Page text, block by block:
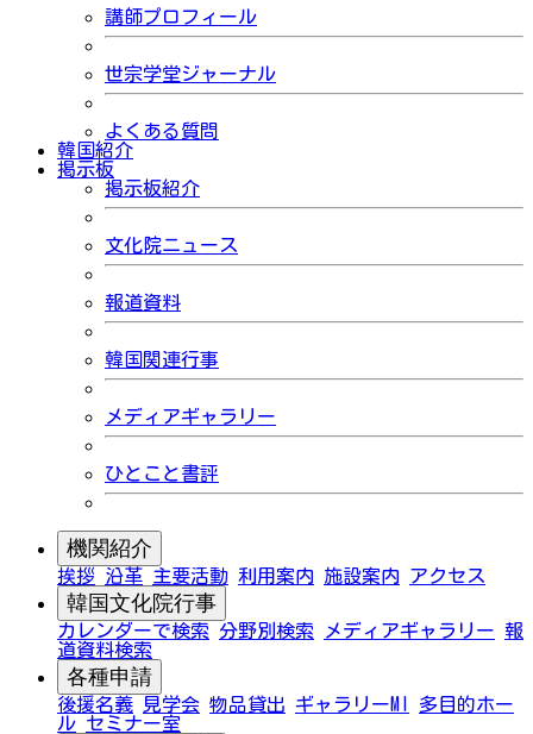
講師プロフィール
世宗学堂ジャーナル
よくある質問
韓国紹介
掲示板
掲示板紹介
文化院ニュース
報道資料
韓国関連行事
メディアギャラリー
ひとこと書評
機関紹介
挨拶 沿革 主要活動 利用案内 施設案内 アクセス
韓国文化院行事
カレンダーで検索 分野別検索 メディアギャラリー 報
道資料検索
各種申請
後援名義 見学会 物品貸出 ギャラリーMI
多目的ホー
ル セミナー室